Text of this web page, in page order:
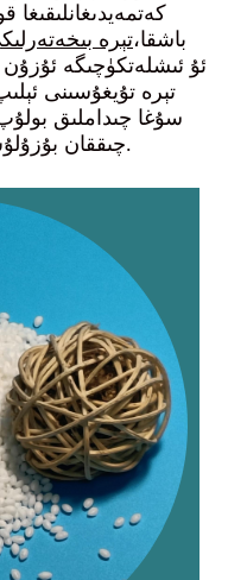
باشقا،تېرە
ئۇ ئىشلەتكۈچىگە
تېرە تۇيغۇسىنى
سۇغا چىداملىق
چىققان بۇزۇلۇش ۋە كۆكۈرۈشنىڭ ئالدىنى ئالىدۇ.